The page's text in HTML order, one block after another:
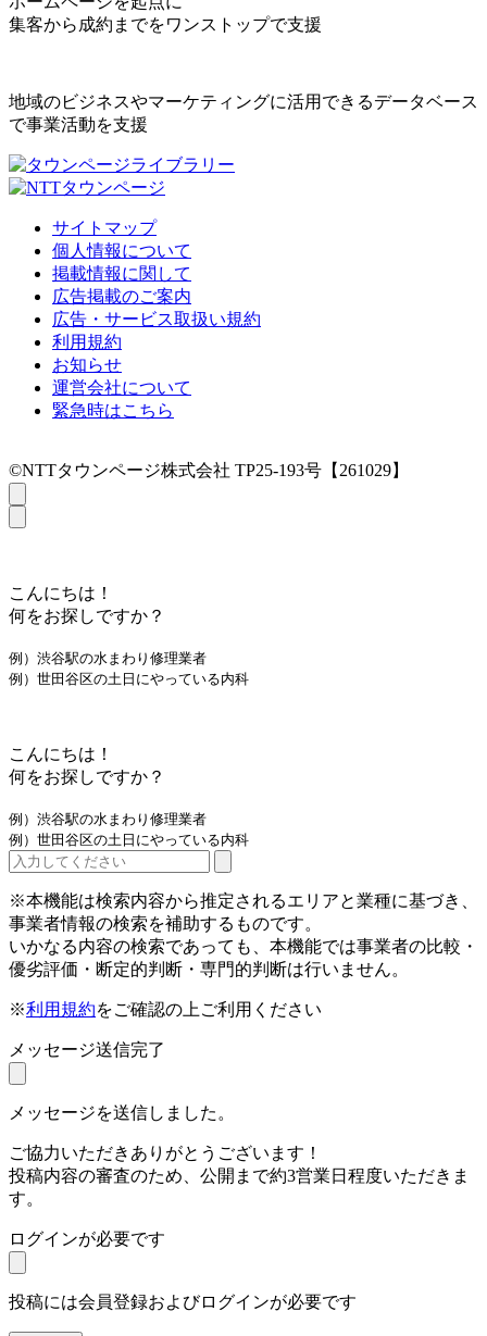
集客から成約までをワンストップで支援
地域のビジネスやマーケティングに活用できるデータベース
で事業活動を支援
サイトマップ
個人情報について
掲載情報に関して
広告掲載のご案内
広告・サービス取扱い規約
利用規約
お知らせ
運営会社について
緊急時はこちら
©NTTタウンページ株式会社 TP25-193号【261029】
こんにちは！
何をお探しですか？
例）渋谷駅の水まわり修理業者
例）世田谷区の土日にやっている内科
こんにちは！
何をお探しですか？
例）渋谷駅の水まわり修理業者
例）世田谷区の土日にやっている内科
※本機能は検索内容から推定されるエリアと業種に基づき、
事業者情報の検索を補助するものです。
いかなる内容の検索であっても、本機能では事業者の比較・
優劣評価・断定的判断・専門的判断は行いません。
※利用規約をご確認の上ご利用ください
メッセージ送信完了
メッセージを送信しました。
ご協力いただきありがとうございます！
投稿内容の審査のため、公開まで約3営業日程度いただきま
す。
ログインが必要です
投稿には会員登録およびログインが必要です